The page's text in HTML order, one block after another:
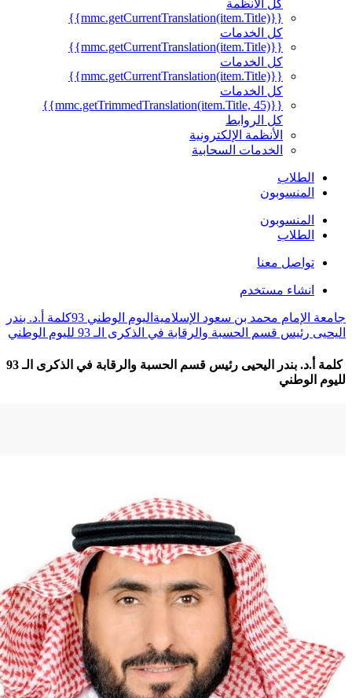
كل الأنظمة
كل الخدمات
كل الخدمات
كل الخدمات
كل الروابط
الأنظمة الإلكترونية
الخدمات السحابية
الطلاب
المنسوبون
المنسوبون
الطلاب
تواصل معنا
انشاء مستخدم
الإمام محمد بن سعود الإسلاميةاليوم الوطني 93
كلمة أ.د. بندر
رئيس قسم الحسبة والرقابة في الذكرى الـ 93 لليوم الوطني
كلمة أ.د. بندر اليحيى رئيس قسم الحسبة والرقابة في الذكرى الـ 93
الوطني